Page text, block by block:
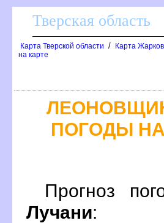
Тверская область
Карта Тверской области /
Карта
на карте
ПОГОДЫ
Прогноз
Лучани: